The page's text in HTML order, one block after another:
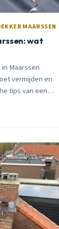
MAARSSEN
wat
Maarssen
vermijden en
tips van een